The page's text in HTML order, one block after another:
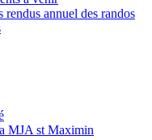
rendus annuel des randos
MJA st Maximin